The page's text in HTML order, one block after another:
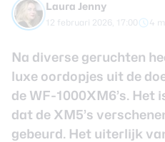
Laura Jenny
12 februari 2026, 17:00 4
Na diverse geruchten
luxe oordopjes uit de
de WF-1000XM6’s. Het
dat de XM5’s
gebeurd. Het uiterlijk